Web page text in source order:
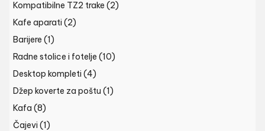
Kompatibilne TZ2 trake (2)
Kafe aparati (2)
Barijere (1)
Radne stolice i fotelje (10)
Desktop kompleti (4)
Džep koverte za poštu (1)
Kafa (8)
Čajevi (1)